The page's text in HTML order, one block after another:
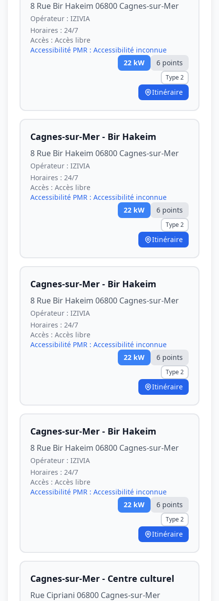
8 Rue Bir Hakeim 06800 Cagnes-sur-Mer
Opérateur : IZIVIA
Horaires : 24/7
Accès : Accès libre
Accessibilité PMR : Accessibilité inconnue
22 kW 6 points
Type 2
Itinéraire
Cagnes-sur-Mer - Bir Hakeim
8 Rue Bir Hakeim 06800 Cagnes-sur-Mer
Opérateur : IZIVIA
Horaires : 24/7
Accès : Accès libre
Accessibilité PMR : Accessibilité inconnue
22 kW 6 points
Type 2
Itinéraire
Cagnes-sur-Mer - Bir Hakeim
8 Rue Bir Hakeim 06800 Cagnes-sur-Mer
Opérateur : IZIVIA
Horaires : 24/7
Accès : Accès libre
Accessibilité PMR : Accessibilité inconnue
22 kW 6 points
Type 2
Itinéraire
Cagnes-sur-Mer - Bir Hakeim
8 Rue Bir Hakeim 06800 Cagnes-sur-Mer
Opérateur : IZIVIA
Horaires : 24/7
Accès : Accès libre
Accessibilité PMR : Accessibilité inconnue
22 kW 6 points
Type 2
Itinéraire
Cagnes-sur-Mer - Centre culturel
Rue Cipriani 06800 Cagnes-sur-Mer